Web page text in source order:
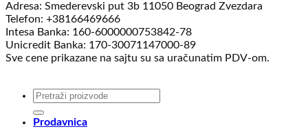
Adresa: Smederevski put 3b 11050 Beograd Zvezdara
Telefon: +38166469666
Intesa Banka: 160-6000000753842-78
Unicredit Banka: 170-30071147000-89
Sve cene prikazane na sajtu su sa uračunatim PDV-om.
Pretraga
Prodavnica